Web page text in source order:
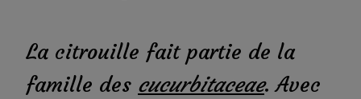
La citrouille fait partie de la
famille des cucurbitaceae. Avec